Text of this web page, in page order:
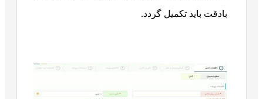
بادقت باید تکمیل گردد.